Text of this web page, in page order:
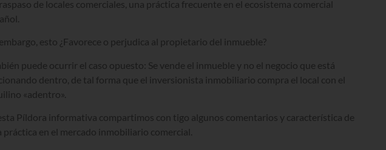
de locales comerciales, una práctica frecuente en el ecosistema comercial
esto ¿Favorece o perjudica al propietario del inmueble?
puede ocurrir el caso opuesto: Se vende el inmueble y no el negocio que está
dentro, de tal forma que el inversionista inmobiliario compra el local con el
«adentro».
Píldora informativa compartimos con tigo algunos comentarios y característica de
práctica en el mercado inmobiliario comercial.